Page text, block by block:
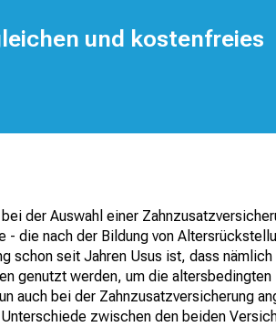
und kostenfreies
der Auswahl einer
- die nach der Bildung von
schon seit Jahren Usus ist, dass
genutzt werden, um die
auch bei der Zahnzusatzversicherung
zwischen den beiden